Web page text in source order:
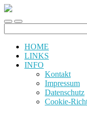
uiuiuiuiuiuiui.de
Toggle
mobile
Toggle
search
nach:
HOME
LINKS
INFO
Kontakt
Impressum
Datenschutz
Cookie-